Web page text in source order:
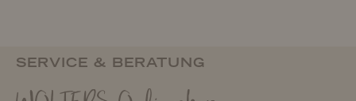
SERVICE & BERATUNG